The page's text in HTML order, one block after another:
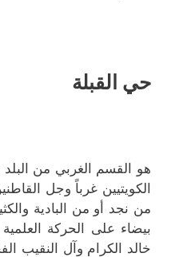
حي القبلة
هو القسم الغربي من
الكويتيين غرباً وجل
من نجد أو من البادية
بيضاء على الحركة
خالد الكرام وآل النقيب